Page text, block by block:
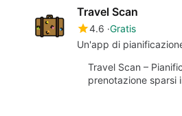
Travel Scan
4.6 Gratis
Un'app di
Travel Scan –
prenotazione sparsi